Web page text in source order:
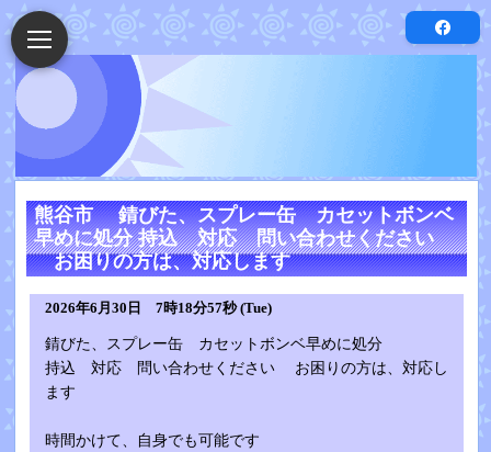
熊谷市 錆びた、スプレー缶 カセットボンベ
早めに処分 持込 対応 問い合わせください
お困りの方は、対応します
2026年6月30日 7時18分57秒 (Tue)
錆びた、スプレー缶 カセットボンベ早めに処分
持込 対応 問い合わせください お困りの方は、対応し
ます
時間かけて、自身でも可能です